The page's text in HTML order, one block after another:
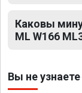
Каковы
ML W166
Вы не